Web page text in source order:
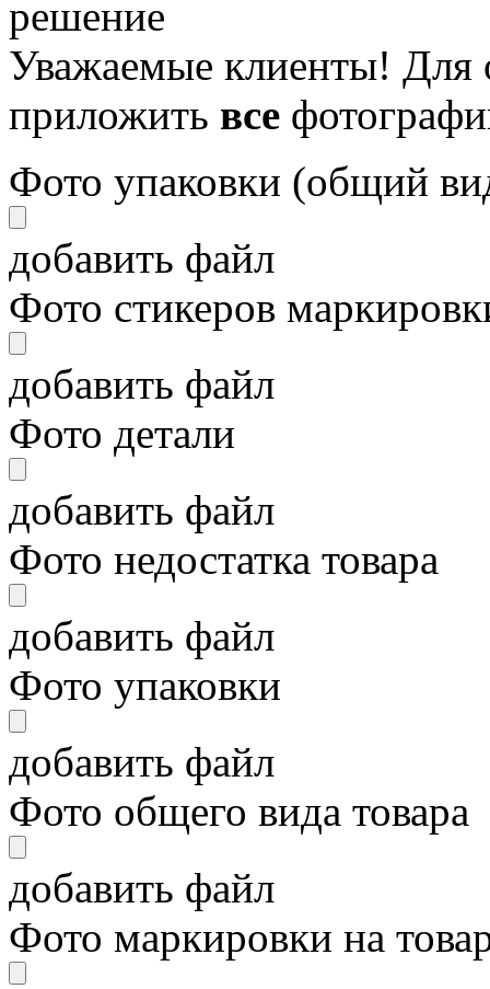
решение
Уважаемые клиенты! Для
приложить все
Фото упаковки (общий
добавить файл
Фото стикеров
добавить файл
Фото детали
добавить файл
Фото недостатка товара
добавить файл
Фото упаковки
добавить файл
Фото общего вида товара
добавить файл
Фото маркировки на